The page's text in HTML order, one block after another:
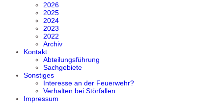
2026
2025
2024
2023
2022
Archiv
Kontakt
Abteilungsführung
Sachgebiete
Sonstiges
Interesse an der Feuerwehr?
Verhalten bei Störfallen
Impressum